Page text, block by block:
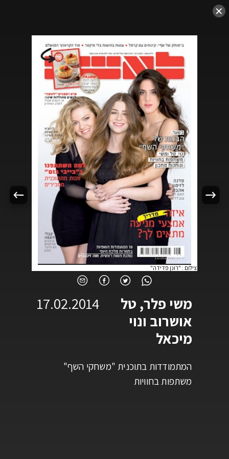
משי פלר, טל
אושרוב ונוי
מיכאל
17.02.2014
המתמודדות בתוכנית "משחקי השף"
משתפות בחוויות
צילום : "רונן פדידה"